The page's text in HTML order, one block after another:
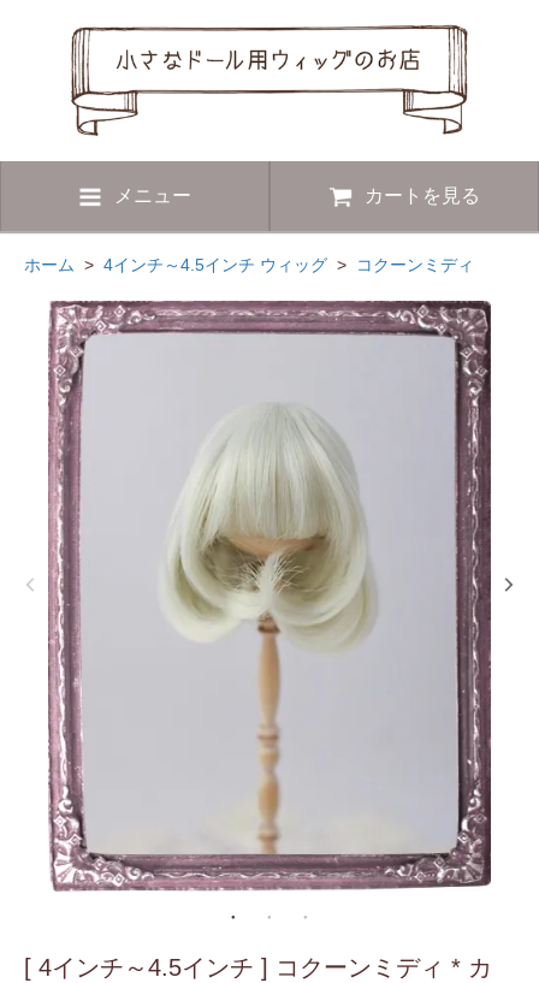
メニュー カートを見る
ホーム > 4インチ～4.5インチ ウィッグ > コクーンミディ
[ 4インチ～4.5インチ ] コクーンミディ * カ